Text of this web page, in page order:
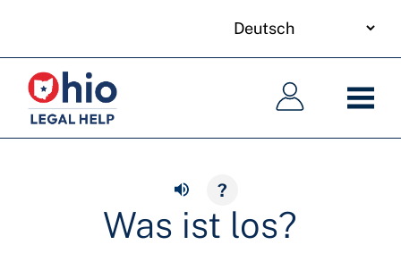
main
content
Hauptnavigation
Hauptnavigation
?
Was ist los?